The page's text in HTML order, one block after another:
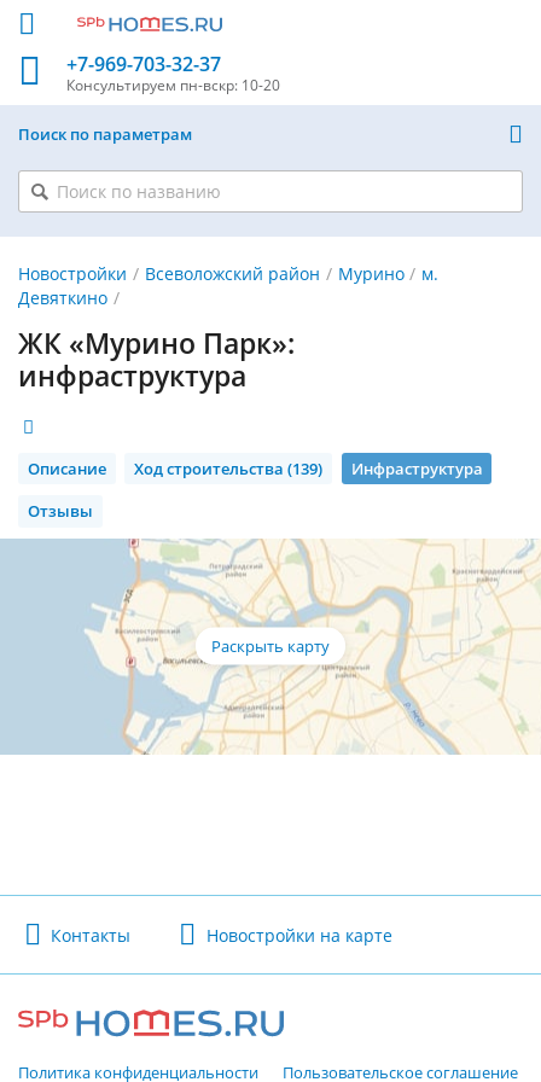
+7-969-703-32-37
Консультируем пн-вскр: 10-20
Поиск по параметрам
Новостройки Всеволожский район Мурино
м.
Девяткино
ЖК «Мурино Парк»:
инфраструктура
Описание Ход строительства (139)
Инфраструктура
Отзывы
Контакты Новостройки на карте
Политика конфиденциальности Пользовательское соглашение